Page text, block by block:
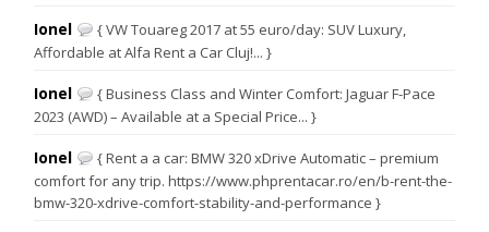
Ionel
{ VW Touareg 2017 at 55 euro/day: SUV Luxury,
Affordable at Alfa Rent a Car Cluj!... }
Ionel
{ Business Class and Winter Comfort: Jaguar F-Pace
2023 (AWD) – Available at a Special Price... }
Ionel
{ Rent a a car: BMW 320 xDrive Automatic – premium
comfort for any trip. https://www.phprentacar.ro/en/b-rent-the-
bmw-320-xdrive-comfort-stability-and-performance }